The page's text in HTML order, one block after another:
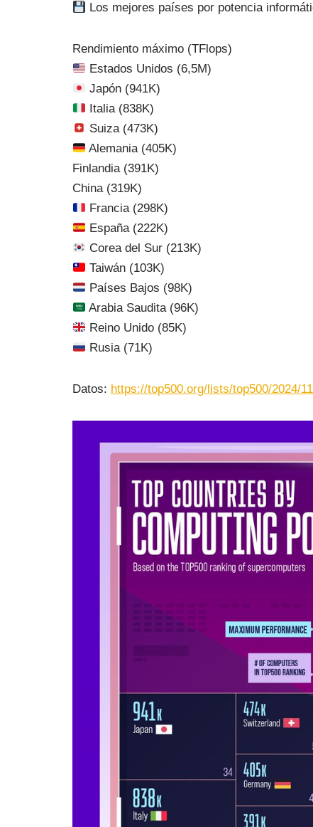
Los mejores países por potencia
Rendimiento máximo (TFlops)
Estados Unidos (6,5M)
Japón (941K)
Italia (838K)
Suiza (473K)
Alemania (405K)
Finlandia (391K)
China (319K)
Francia (298K)
España (222K)
Corea del Sur (213K)
Taiwán (103K)
Países Bajos (98K)
Arabia Saudita (96K)
Reino Unido (85K)
Rusia (71K)
Datos: https://top500.org/lists/top500/2024/